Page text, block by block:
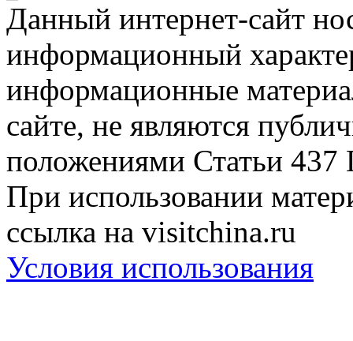
Данный интернет-сайт
информационный
информационные
сайте, не являются
положениями Статьи 437
При использовании
ссылка на visitchina.ru
Условия использования